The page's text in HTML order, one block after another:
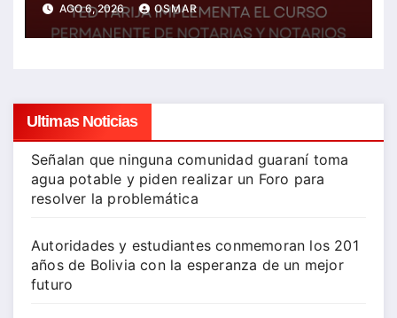
AGO 6, 2026 OSMAR
Ultimas Noticias
Señalan que ninguna comunidad guaraní toma
agua potable y piden realizar un Foro para
resolver la problemática
Autoridades y estudiantes conmemoran los 201
años de Bolivia con la esperanza de un mejor
futuro